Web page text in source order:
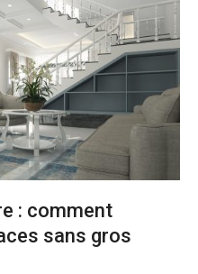
: comment
sans gros